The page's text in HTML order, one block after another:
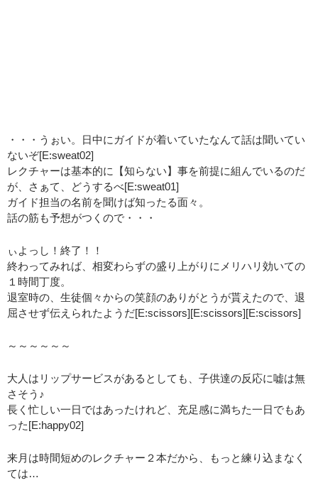
・・・うぉい。日中にガイドが着いていたなんて話は聞いてい
ないぞ[E:sweat02]
レクチャーは基本的に【知らない】事を前提に組んでいるのだ
が、さぁて、どうするべ[E:sweat01]
ガイド担当の名前を聞けば知ったる面々。
話の筋も予想がつくので・・・
ぃよっし！終了！！
終わってみれば、相変わらずの盛り上がりにメリハリ効いての
１時間丁度。
退室時の、生徒個々からの笑顔のありがとうが貰えたので、退
屈させず伝えられたようだ[E:scissors][E:scissors][E:scissors]
～～～～～～
大人はリップサービスがあるとしても、子供達の反応に嘘は無
さそう♪
長く忙しい一日ではあったけれど、充足感に満ちた一日でもあ
った[E:happy02]
来月は時間短めのレクチャー２本だから、もっと練り込まなく
ては…